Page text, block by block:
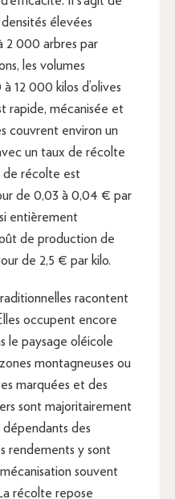
élevées
2 000 arbres par
les volumes
12 000 kilos d’olives
rapide, mécanisée et
couvrent environ un
un taux de récolte
de récolte est
de 0,03 à 0,04 € par
entièrement
de production de
de 2,5 € par kilo.
racontent
occupent encore
le paysage oléicole
montagneuses ou
marquées et des
sont majoritairement
des
rendements y sont
souvent
récolte repose